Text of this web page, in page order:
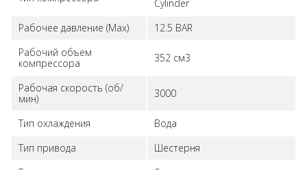
Cylinder
Рабочее давление (Max)
12.5 BAR
Рабочий объем
компрессора
352 см3
Рабочая скорость (об/
мин)
3000
Тип охлаждения
Вода
Тип привода
Шестерня